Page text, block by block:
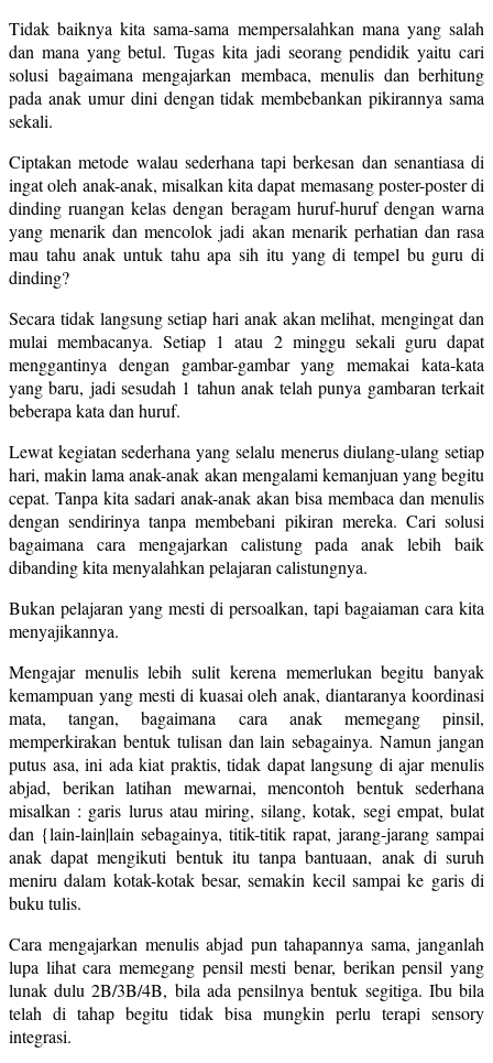
Tidak baiknya kita sama-sama mempersalahkan mana yang salah
dan mana yang betul. Tugas kita jadi seorang pendidik yaitu cari
solusi bagaimana mengajarkan membaca, menulis dan berhitung
pada anak umur dini dengan tidak membebankan pikirannya sama
sekali.
Ciptakan metode walau sederhana tapi berkesan dan senantiasa di
ingat oleh anak-anak, misalkan kita dapat memasang poster-poster di
dinding ruangan kelas dengan beragam huruf-huruf dengan warna
yang menarik dan mencolok jadi akan menarik perhatian dan rasa
mau tahu anak untuk tahu apa sih itu yang di tempel bu guru di
dinding?
Secara tidak langsung setiap hari anak akan melihat, mengingat dan
mulai membacanya. Setiap 1 atau 2 minggu sekali guru dapat
menggantinya dengan gambar-gambar yang memakai kata-kata
yang baru, jadi sesudah 1 tahun anak telah punya gambaran terkait
beberapa kata dan huruf.
Lewat kegiatan sederhana yang selalu menerus diulang-ulang setiap
hari, makin lama anak-anak akan mengalami kemanjuan yang begitu
cepat. Tanpa kita sadari anak-anak akan bisa membaca dan menulis
dengan sendirinya tanpa membebani pikiran mereka. Cari solusi
bagaimana cara mengajarkan calistung pada anak lebih baik
dibanding kita menyalahkan pelajaran calistungnya.
Bukan pelajaran yang mesti di persoalkan, tapi bagaiaman cara kita
menyajikannya.
Mengajar menulis lebih sulit kerena memerlukan begitu banyak
kemampuan yang mesti di kuasai oleh anak, diantaranya koordinasi
mata, tangan, bagaimana cara anak memegang pinsil,
memperkirakan bentuk tulisan dan lain sebagainya. Namun jangan
putus asa, ini ada kiat praktis, tidak dapat langsung di ajar menulis
abjad, berikan latihan mewarnai, mencontoh bentuk sederhana
misalkan : garis lurus atau miring, silang, kotak, segi empat, bulat
dan {lain-lain|lain sebagainya, titik-titik rapat, jarang-jarang sampai
anak dapat mengikuti bentuk itu tanpa bantuaan, anak di suruh
meniru dalam kotak-kotak besar, semakin kecil sampai ke garis di
buku tulis.
Cara mengajarkan menulis abjad pun tahapannya sama, janganlah
lupa lihat cara memegang pensil mesti benar, berikan pensil yang
lunak dulu 2B/3B/4B, bila ada pensilnya bentuk segitiga. Ibu bila
telah di tahap begitu tidak bisa mungkin perlu terapi sensory
integrasi.